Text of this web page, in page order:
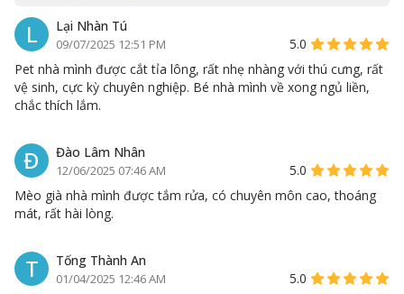
L Lại Nhàn Tú
09/07/2025 12:51 PM
5.0
Pet nhà mình được cắt tỉa lông, rất nhẹ nhàng với thú cưng, rất
vệ sinh, cực kỳ chuyên nghiệp. Bé nhà mình về xong ngủ liền,
chắc thích lắm.
Đ Đào Lâm Nhân
12/06/2025 07:46 AM
5.0
Mèo già nhà mình được tắm rửa, có chuyên môn cao, thoáng
mát, rất hài lòng.
T Tống Thành An
01/04/2025 12:46 AM
5.0